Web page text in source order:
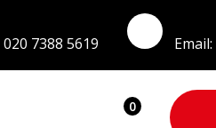
020 7388 5619 Email:
0